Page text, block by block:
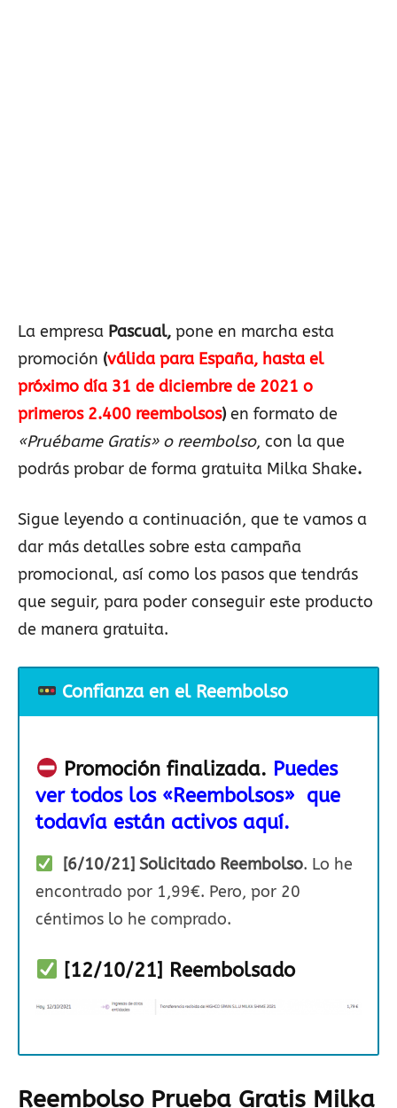
La empresa Pascual, pone en marcha esta
promoción (válida para España, hasta el
próximo día 31 de diciembre de 2021 o
primeros 2.400 reembolsos) en formato de
«Pruébame Gratis» o reembolso, con la que
podrás probar de forma gratuita Milka Shake.
Sigue leyendo a continuación, que te vamos a
dar más detalles sobre esta campaña
promocional, así como los pasos que tendrás
que seguir, para poder conseguir este producto
de manera gratuita.
Confianza en el Reembolso
Promoción finalizada. Puedes
ver todos los «Reembolsos» que
todavía están activos aquí.
[6/10/21] Solicitado Reembolso. Lo he
encontrado por 1,99€. Pero, por 20
céntimos lo he comprado.
[12/10/21] Reembolsado
Reembolso Prueba Gratis Milka